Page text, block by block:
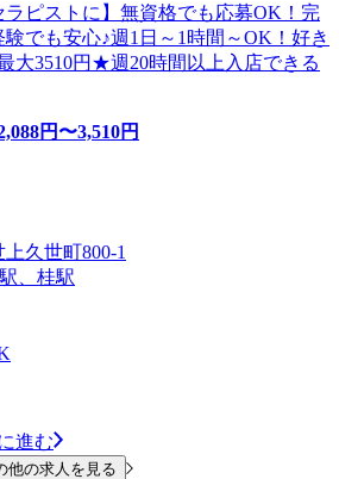
ラピストに】無資格でも応募OK！完
でも安心♪週1日～1時間～OK！好き
大3510円★週20時間以上入店できる
円〜3,510円
久世町800-1
、桂駅
進む
他の求人を見る